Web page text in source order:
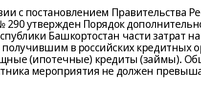
с постановлением Правительства
290 утвержден Порядок
Башкортостан части затрат
в российских кредитных
(ипотечные) кредиты (займы).
мероприятия не должен